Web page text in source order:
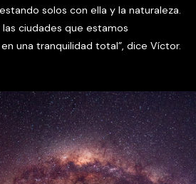
solos con ella y la naturaleza.
ciudades que estamos
una tranquilidad total”, dice Víctor.